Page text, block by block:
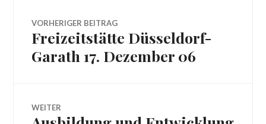
Beitragsnavigation
VORHERIGER BEITRAG
Vorheriger
Beitrag:
Freizeitstätte Düsseldorf-
Garath 17. Dezember 06
WEITER
Nächster